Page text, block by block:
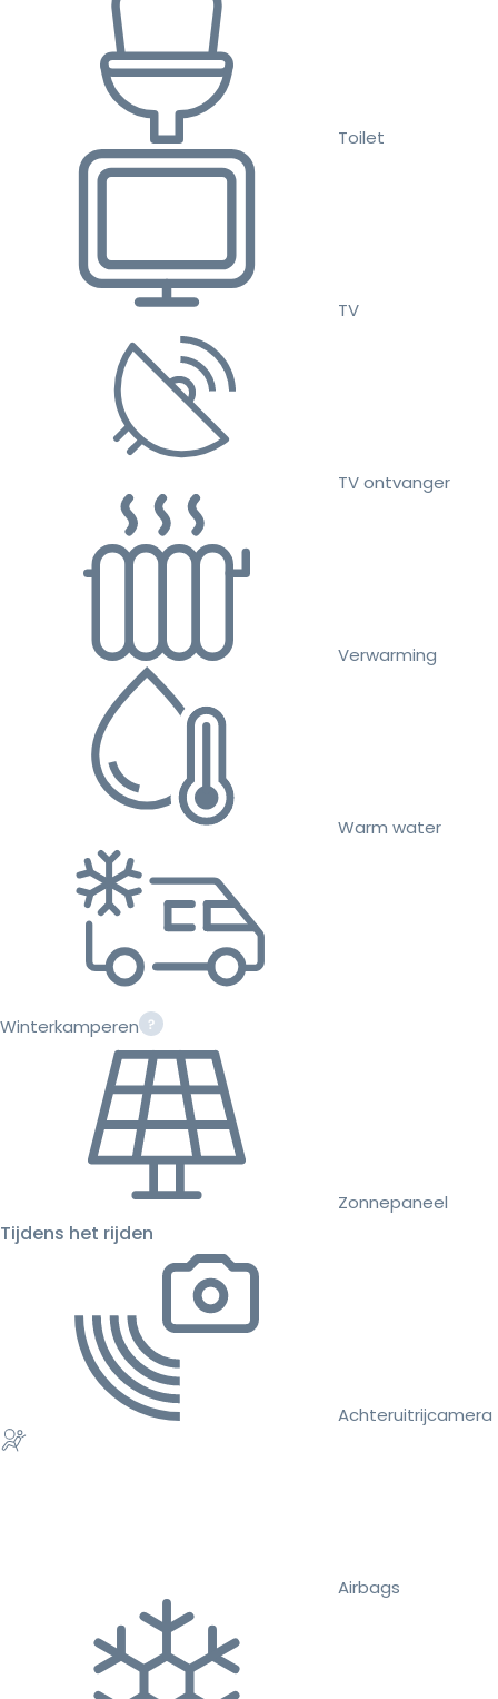
Toilet
TV
TV ontvanger
Verwarming
Warm water
Winterkamperen
Zonnepaneel
Tijdens het rijden
Achteruitrijcamera
Airbags